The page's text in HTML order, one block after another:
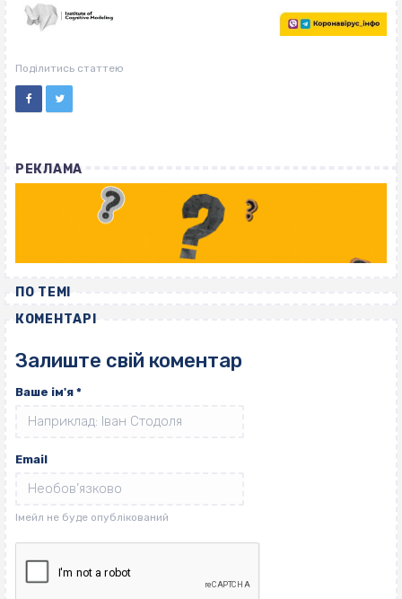
Поділитись статтею
РЕКЛАМА
ПО ТЕМІ
КОМЕНТАРІ
Залиште свій коментар
Ваше ім'я *
Email